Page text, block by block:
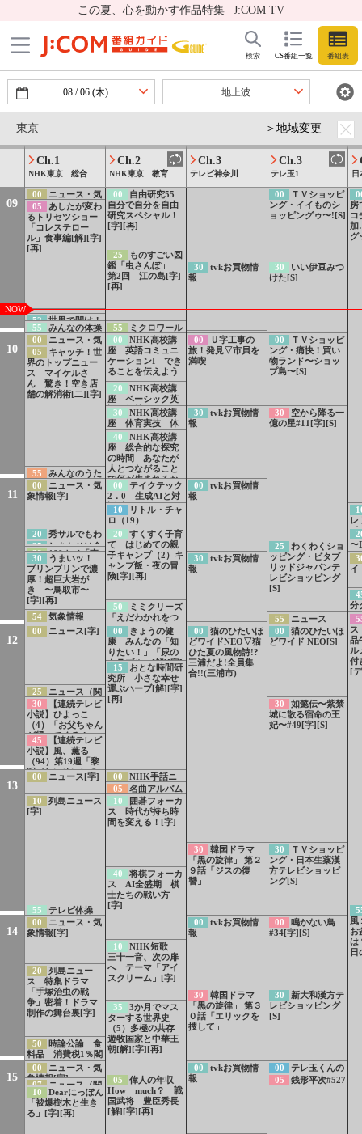
この夏、心を動かす作品特集 | J:COM TV
CS番組一覧 番組表
検索
08 / 06 (木) 地上波
東京 ＞地域変更
Ch.1
NHK東京 総合
Ch.2
NHK東京 教育
Ch.3
テレビ神奈川
Ch.3
テレ玉1
09
10
11
12
13
14
15
NOW
ス おはよう首都
【連続テレビ
明（れいめい）の
翼」[解][字]
令和8年 広
島平和記念式典
[二][字]
59
NHKスペシ
ャルPR 無言の証
言者 原爆ドーム
が背負う“戦争”
00
ニュース・気
象情報[字]
05
あしたが変わ
るトリセツショー
「コレステロー
ル」食事編[解][字]
[再]
50
100カメ「東
海道新幹線」PR
51
所さん！事件
ですよ 夏休み
SP 1分PR
52
世界で開け！
ひみつのドアー
ズ スペイン特集
の見どころ一挙公
開
55
みんなの体操
[解][字]
00
ニュース・気
象情報[字]
05
キャッチ！世
界のトップニュー
ス マイケルさ
ん 驚き！空き店
舗の解消術[二][字]
55
みんなのうた
「Umm」／「あ
っ！」
00
ニュース・気
象情報[字]
20
秀サルでもわ
かる 豊臣兄
弟！ なんで豊臣
兄弟は明智光秀に
勝てたの？[字]
25
しあわせは食
べて寝て待て〜早
春の養生編〜事前
PR[字]
27
NHKスペシ
ャルPR 無言の証
言者 原爆ドーム
が背負う“戦争”
28
100カメ「東
海道新幹線」PR
30
うまいッ！
ブリンブリンで濃
厚！超巨大岩が
き 〜鳥取市〜
[字][再]
54
気象情報
00
ニュース[字]
25
ニュース（関
東）[字]
30
【連続テレビ
小説】ひよっこ
（4）「お父ちゃん
が帰ってくる！」
[解][字]
45
【連続テレビ
小説】風、薫る
（94）第19週「黎
明（れいめい）の
翼」[解][字][再]
00 ニュース[字]
10
列島ニュース
[字]
55
テレビ体操
[字]
00
ニュース・気
象情報[字]
20
列島ニュー
ス 特集ドラマ
「手塚治虫の戦
争」密着！ドラマ
制作の舞台裏[字]
50
時論公論 食
料品 消費税1％閣
議決定 政治決断
に注がれる視線
[字][再]
00
ニュース・気
象情報[字]
07
ニュース（関
東甲信越）[字]
10
Dearにっぽん
「被爆樹木と生き
る」[字][再]
45
おかあさんと
10
いないいない
ばあっ！ 木曜日
[字]
ン！ 手をうまく
使うための発明品
[字]
45
プチプチ・ア
ニメ 森のレシオ
「風の郵便屋さ
ん」
50
まいにちスク
スク 主体性の育
て方（2）子どもの
好きとの寄り添い
方[字]
「マスク・ド・カ
メロ」
00
自由研究55
自分で自分を自由
研究スペシャル！
[字][再]
25
ものすごい図
鑑「虫さんぽ」
第2回 江の島[字]
[再]
55
ミクロワール
ド 草むらのハン
ター カマキリ
[字]
00
NHK高校講
座 英語コミュニ
ケーションI でき
ることを伝えよう
20
NHK高校講
座 ベーシック英
語 気持ちやから
だの調子を伝えよ
う
30
NHK高校講
座 体育実技 体
つくり運動[字]
40
NHK高校講
座 総合的な探究
の時間 あなたが
人とつながること
で何が生まれるか
1[字]
00
テイクテック
2．0 生成AIと対
話[字]
10
リトル・チャ
ロ（19）
20
すくすく子育
て はじめての親
子キャンプ（2）キ
ャンプ飯・夜の冒
険[字][再]
50
ミミクリーズ
「えだわかれをつ
くろう」[解][字]
00
きょうの健
康 みんなの「知
りたい！」「尿の
トラブル」[解][字]
[再]
15
おとな時間研
究所 小さな幸せ
運ぶハーブ[解][字]
[再]
00
NHK手話ニ
ュース[手]
05
名曲アルバム
「サウンド・オ
ブ・ミュージッ
ク」から リチャ
10
囲碁フォーカ
ス 時代が持ち時
間を変える！[字]
40
将棋フォーカ
ス AI全盛期 棋
士たちの戦い方
[字]
10
NHK短歌
三十一音、次の扉
へ テーマ「アイ
スクリーム」[字]
35
3か月でマス
ターする世界史
（5）多極の共存
遊牧国家と中華王
朝[解][字][再]
05
偉人の年収
How much？ 戦
国武将 豊臣秀長
[解][字][再]
00
アマイワナ
30
tvkお買物情
報
59
weather
report
00
Ｕ字工事の
旅！発見▽市貝を
満喫
30
tvkお買物情
報
59
weather
report
00
tvkお買物情
報
30
tvkお買物情
報
59
weather
report▽カタマリ
オリジナルライ
ブ・未完成の部屋/
アマイワナ
00
猫のひたいほ
どワイドNEO▽猫
ひた夏の風物詩!?
三浦だよ!全員集
合!!(三浦市)
30
韓国ドラマ
「黒の旋律」 第２
９話「ジスの復
讐」
00
tvkお買物情
報
30
韓国ドラマ
「黒の旋律」 第３
０話「エリックを
捜して」
00
tvkお買物情
報
必殺渡し人
00
ＴＶショッピ
ング・イイものシ
ョッピングゥ〜![S]
30
いい伊豆みつ
けた[S]
00
ＴＶショッピ
ング・痛快！買い
物ランド〜ショッ
プ島〜[S]
30
空から降る一
億の星#11[字][S]
25
わくわくショ
ッピング・ビタブ
リッドジャパンテ
レビショッピング
[S]
55
ニュース
1155[S]
00
猫のひたいほ
どワイド NEO[S]
30
如懿伝〜紫禁
城に散る宿命の王
妃〜#49[字][S]
30
ＴＶショッピ
ング・日本生薬漢
方テレビショッピ
ング[S]
00
鳴かない鳥
#34[字][S]
30
新大和漢方テ
レビショッピング
[S]
00
テレ玉くんの
うた[S]
05 銭形平次#527
房
コ
加
グ
レ
[
〜
イ
分
[
ら
ス
品
ル
付
[
風
お
は
日